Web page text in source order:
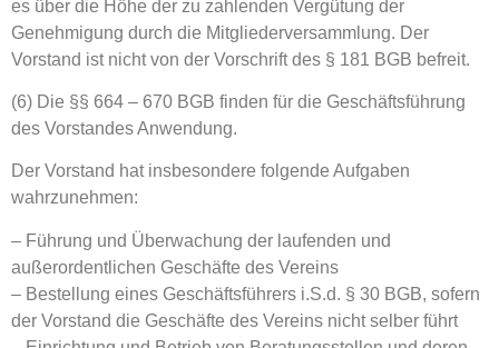
es über die Höhe der zu zahlenden Vergütung der
Genehmigung durch die Mitgliederversammlung. Der
Vorstand ist nicht von der Vorschrift des § 181 BGB befreit.
(6) Die §§ 664 – 670 BGB finden für die Geschäftsführung
des Vorstandes Anwendung.
Der Vorstand hat insbesondere folgende Aufgaben
wahrzunehmen:
– Führung und Überwachung der laufenden und
außerordentlichen Geschäfte des Vereins
– Bestellung eines Geschäftsführers i.S.d. § 30 BGB, sofern
der Vorstand die Geschäfte des Vereins nicht selber führt